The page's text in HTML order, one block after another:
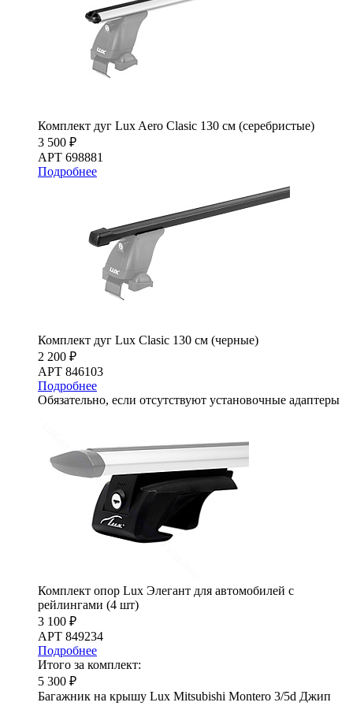
Комплект дуг Lux Aero Clasic 130 см (серебристые)
3 500 ₽
АРТ 698881
Подробнее
Комплект дуг Lux Clasic 130 см (черные)
2 200 ₽
АРТ 846103
Подробнее
Обязательно, если отсутствуют установочные адаптеры
Комплект опор Lux Элегант для автомобилей с
рейлингами (4 шт)
3 100 ₽
АРТ 849234
Подробнее
Итого за комплект:
5 300 ₽
Багажник на крышу Lux Mitsubishi Montero 3/5d Джип